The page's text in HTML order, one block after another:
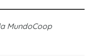
MundoCoop